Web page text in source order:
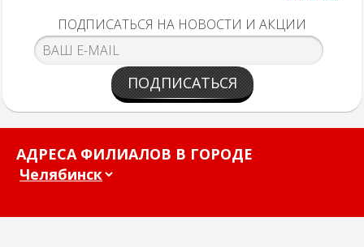
ПОДПИСАТЬСЯ НА НОВОСТИ И АКЦИИ
ПОДПИСАТЬСЯ
АДРЕСА ФИЛИАЛОВ В ГОРОДЕ